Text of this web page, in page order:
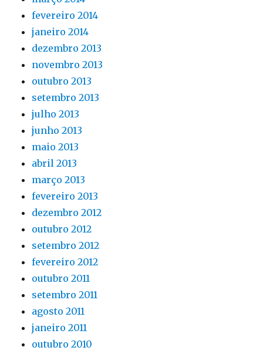
fevereiro 2014
janeiro 2014
dezembro 2013
novembro 2013
outubro 2013
setembro 2013
julho 2013
junho 2013
maio 2013
abril 2013
março 2013
fevereiro 2013
dezembro 2012
outubro 2012
setembro 2012
fevereiro 2012
outubro 2011
setembro 2011
agosto 2011
janeiro 2011
outubro 2010